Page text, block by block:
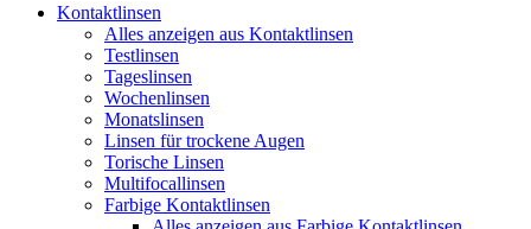
Kontaktlinsen
Alles anzeigen aus Kontaktlinsen
Testlinsen
Tageslinsen
Wochenlinsen
Monatslinsen
Linsen für trockene Augen
Torische Linsen
Multifocallinsen
Farbige Kontaktlinsen